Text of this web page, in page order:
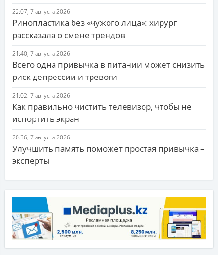
22:07, 7 августа 2026
Ринопластика без «чужого лица»: хирург
рассказала о смене трендов
21:40, 7 августа 2026
Всего одна привычка в питании может снизить
риск депрессии и тревоги
21:02, 7 августа 2026
Как правильно чистить телевизор, чтобы не
испортить экран
20:36, 7 августа 2026
Улучшить память поможет простая привычка –
эксперты